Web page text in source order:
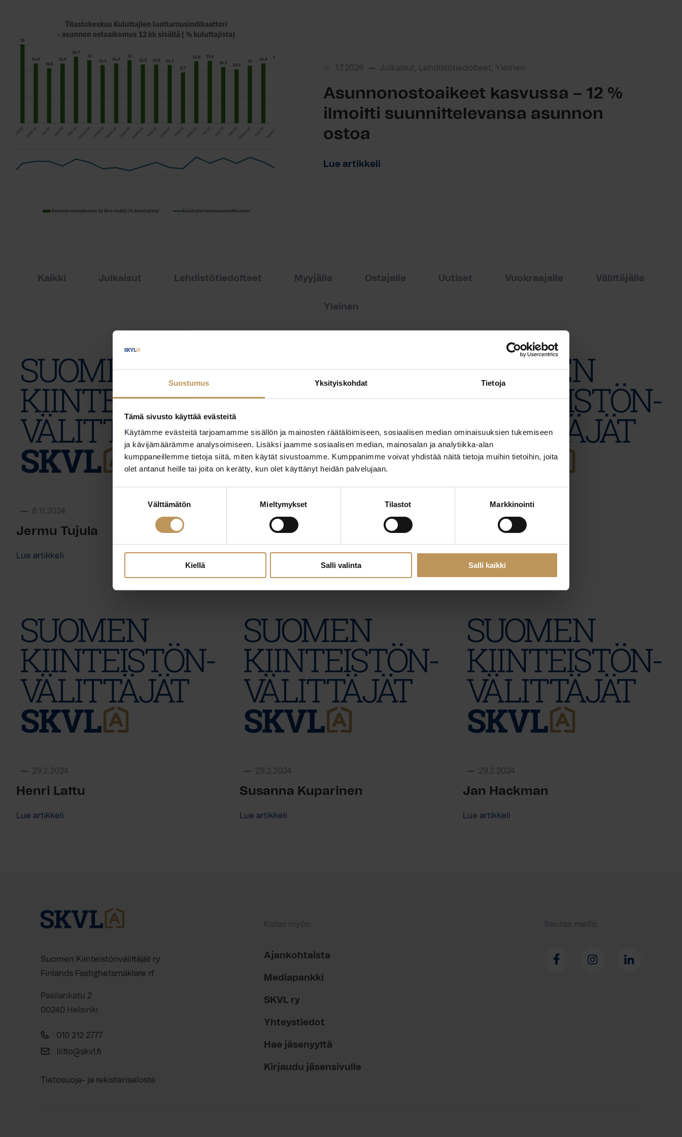
Suostumus Yksityiskohdat Tietoja
Tämä sivusto käyttää evästeitä
Käytämme evästeitä tarjoamamme sisällön ja mainosten räätälöimiseen, sosiaalisen median ominaisuuksien tukemiseen
ja kävijämäärämme analysoimiseen. Lisäksi jaamme sosiaalisen median, mainosalan ja analytiikka-alan
kumppaneillemme tietoja siitä, miten käytät sivustoamme. Kumppanimme voivat yhdistää näitä tietoja muihin tietoihin, joita
olet antanut heille tai joita on kerätty, kun olet käyttänyt heidän palvelujaan.
Välttämätön Mieltymykset Tilastot Markkinointi
Kiellä Salli valinta Salli kaikki
1.7.2026 Julkaisut, Lehdistötiedotteet, Yleinen
Asunnonostoaikeet kasvussa – 12 %
ilmoitti suunnittelevansa asunnon
ostoa
Lue artikkeli
Kaikki Julkaisut Lehdistötiedotteet Myyjälle Ostajalle Uutiset Vuokraajalle Välittäjälle
Yleinen
8.11.2024
Jermu Tujula
Lue artikkeli
29.2.2024
Atte Pyysing
Lue artikkeli
Linda Lavander
Lue artikkeli
29.2.2024
Henri Lattu
Lue artikkeli
29.2.2024
Susanna Kuparinen
Lue artikkeli
29.2.2024
Jan Hackman
Lue artikkeli
Suomen Kiinteistönvälittäjät ry
Finlands Fastighetsmäklare rf
Pasilankatu 2
00240 Helsinki
010 212 2777
liitto@skvl.fi
Tietosuoja- ja rekisteriseloste
Katso myös:
Ajankohtaista
Mediapankki
SKVL ry
Yhteystiedot
Hae jäsenyyttä
Kirjaudu jäsensivulle
Seuraa meitä: